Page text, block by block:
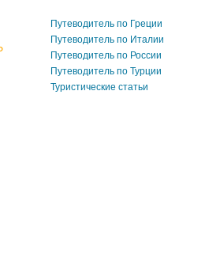
Путеводитель по Греции
Путеводитель по Италии
Путеводитель по России
Путеводитель по Турции
Туристические статьи